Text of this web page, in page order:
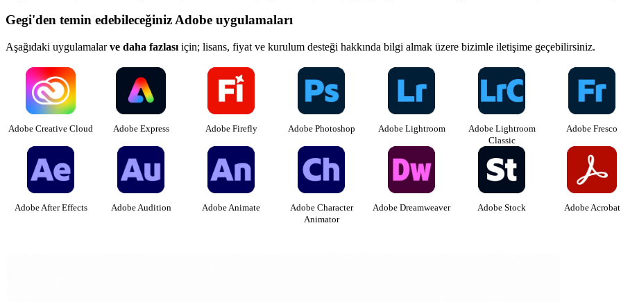
Gegi'den temin edebileceğiniz Adobe uygulamaları
Aşağıdaki uygulamalarve daha fazlası için; lisans, fiyat ve kurulum desteği hakkında bilgi almak üzere bizimle iletişime geçebilirsiniz.
Adobe Creative Cloud Adobe Express Adobe Firefly Adobe Photoshop Adobe Lightroom
Adobe Lightroom
Classic
Adobe Fresco
Adobe After Effects Adobe Audition Adobe Animate
Adobe Character
Animator
Adobe Dreamweaver Adobe Stock Adobe Acrobat